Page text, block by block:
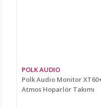
POLK AUDIO
Polk Audio Monitor
Atmos Hoparlör Takımı